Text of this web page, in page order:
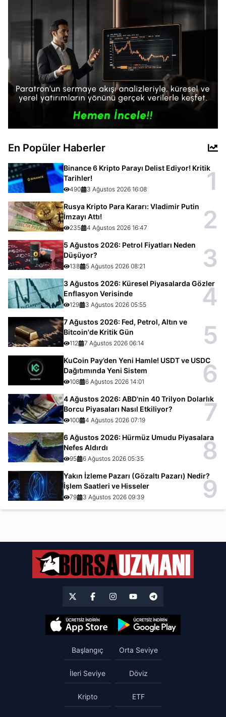
En Popüler Haberler
Binance 6 Kripto Parayı Delist Ediyor! Kritik
Tarihler!
490 3 Ağustos 2026 16:08 1
Rusya Kripto Para Kararı: Vladimir Putin
İmzayı Attı!
235 4 Ağustos 2026 16:47 2
5 Ağustos 2026: Petrol Fiyatları Neden
Düşüyor?
138 5 Ağustos 2026 08:21 3
3 Ağustos 2026: Küresel Piyasalarda Gözler
Enflasyon Verisinde
129 3 Ağustos 2026 05:55 4
7 Ağustos 2026: Fed, Petrol, Altın ve
Bitcoin'de Kritik Gün
112 7 Ağustos 2026 06:14 5
KuCoin Pay’den Yeni Hamle! USDT ve USDC
Dağıtımında Yeni Sistem
108 6 Ağustos 2026 14:01 6
4 Ağustos 2026: ABD'nin 40 Trilyon Dolarlık
Borcu Piyasaları Nasıl Etkiliyor?
100 4 Ağustos 2026 07:19 7
6 Ağustos 2026: Hürmüz Umudu Piyasalara
Nefes Aldırdı
95 6 Ağustos 2026 05:35 8
Yakın İzleme Pazarı (Gözaltı Pazarı) Nedir?
İşlem Saatleri ve Hisseler
79 3 Ağustos 2026 09:39 9
Başlangıç Orta Seviye
İleri Seviye Döviz
Kripto ETF